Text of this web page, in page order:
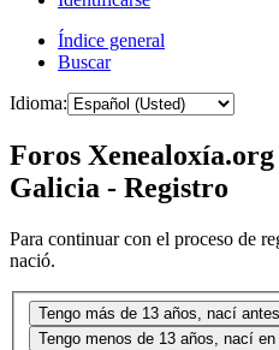
Índice general
Buscar
Idioma:
Foros
Galicia - Registro
Para continuar con el proceso de
nació.